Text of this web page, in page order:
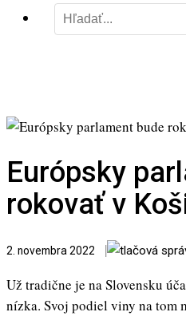
Európsky
rokovať v
2. novembra 2022
Už tradične je na Slovensku
nízka. Svoj podiel viny na